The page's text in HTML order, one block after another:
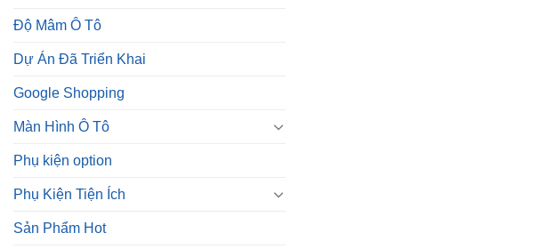
Độ Mâm Ô Tô
Dự Án Đã Triển Khai
Google Shopping
Màn Hình Ô Tô
Phụ kiện option
Phụ Kiện Tiện Ích
Sản Phẩm Hot